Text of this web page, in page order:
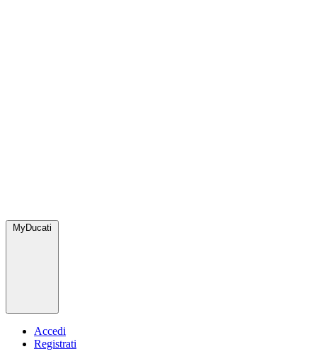
MyDucati
Accedi
Registrati